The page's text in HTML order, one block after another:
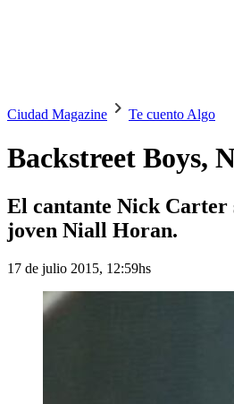
Ciudad Magazine Te cuento Algo
Backstreet Boys,
El cantante Nick Carter
joven Niall Horan.
17 de julio 2015, 12:59hs